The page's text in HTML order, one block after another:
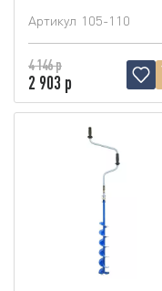
Артикул 105-110
4 146 р
2 903 р